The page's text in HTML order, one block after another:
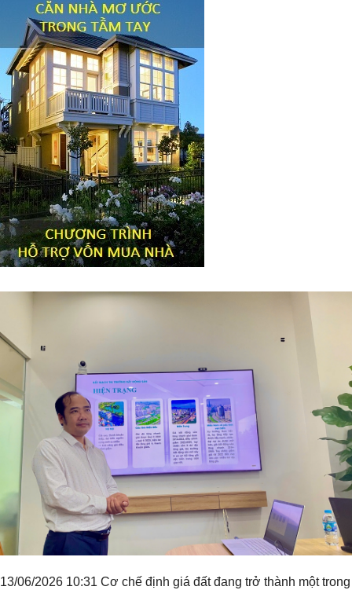
13/06/2026 10:31 Cơ chế định giá đất đang trở thành một trong